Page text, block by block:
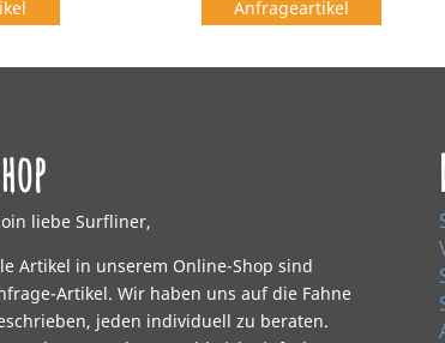
Anfrageartikel
liebe Surfliner,
Artikel in unserem Online-Shop sind
Artikel. Wir haben uns auf die Fahne
jeden individuell zu beraten.